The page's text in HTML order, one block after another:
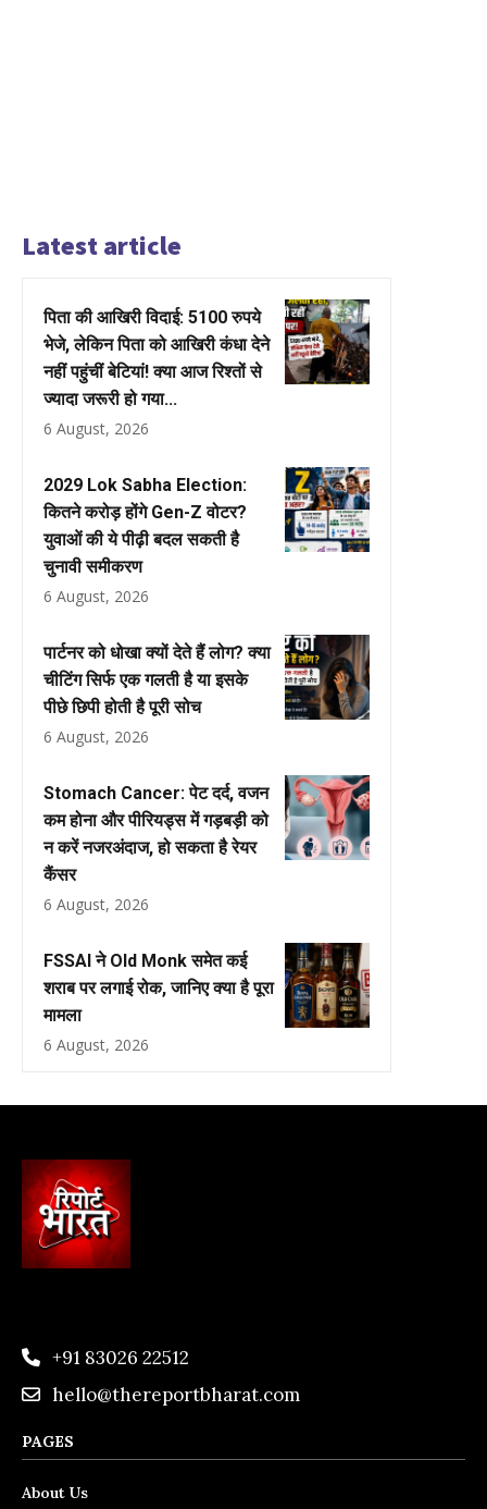
Latest article
पिता की आखिरी विदाई: 5100 रुपये
भेजे, लेकिन पिता को आखिरी कंधा देने
नहीं पहुंचीं बेटियां! क्या आज रिश्तों से
ज्यादा जरूरी हो गया...
6 August, 2026
2029 Lok Sabha Election:
कितने करोड़ होंगे Gen-Z वोटर?
युवाओं की ये पीढ़ी बदल सकती है
चुनावी समीकरण
6 August, 2026
पार्टनर को धोखा क्यों देते हैं लोग? क्या
चीटिंग सिर्फ एक गलती है या इसके
पीछे छिपी होती है पूरी सोच
6 August, 2026
Stomach Cancer: पेट दर्द, वजन
कम होना और पीरियड्स में गड़बड़ी को
न करें नजरअंदाज, हो सकता है रेयर
कैंसर
6 August, 2026
FSSAI ने Old Monk समेत कई
शराब पर लगाई रोक, जानिए क्या है पूरा
मामला
6 August, 2026
+91 83026 22512
hello@thereportbharat.com
PAGES
About Us